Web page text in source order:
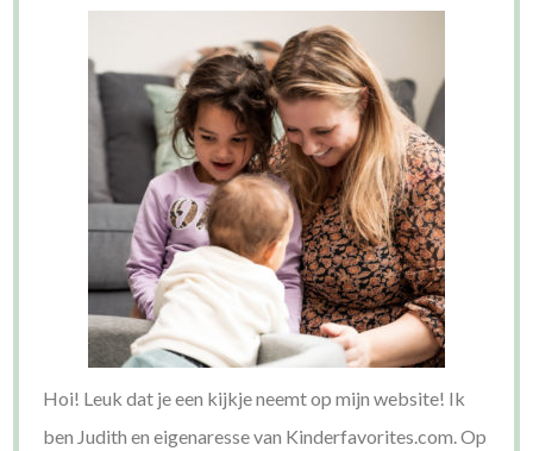
Hoi! Leuk dat je een kijkje neemt op mijn website! Ik
ben Judith en eigenaresse van Kinderfavorites.com. Op